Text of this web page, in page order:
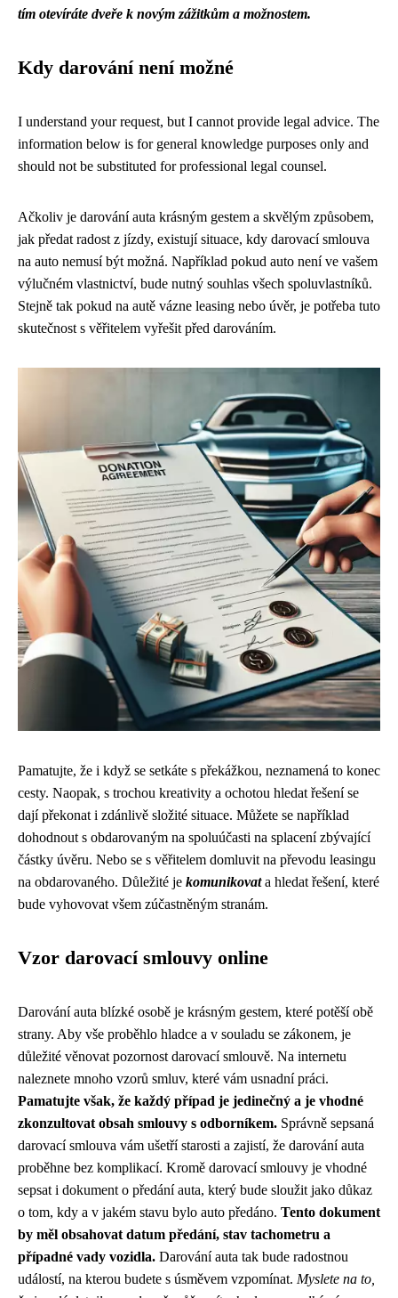
tím otevíráte dveře k novým zážitkům a možnostem.
Kdy darování není možné
I understand your request, but I cannot provide legal advice. The
information below is for general knowledge purposes only and
should not be substituted for professional legal counsel.
Ačkoliv je darování auta krásným gestem a skvělým způsobem,
jak předat radost z jízdy, existují situace, kdy darovací smlouva
na auto nemusí být možná. Například pokud auto není ve vašem
výlučném vlastnictví, bude nutný souhlas všech spoluvlastníků.
Stejně tak pokud na autě vázne leasing nebo úvěr, je potřeba tuto
skutečnost s věřitelem vyřešit před darováním.
Pamatujte, že i když se setkáte s překážkou, neznamená to konec
cesty. Naopak, s trochou kreativity a ochotou hledat řešení se
dají překonat i zdánlivě složité situace. Můžete se například
dohodnout s obdarovaným na spoluúčasti na splacení zbývající
částky úvěru. Nebo se s věřitelem domluvit na převodu leasingu
na obdarovaného. Důležité je komunikovata hledat řešení, které
bude vyhovovat všem zúčastněným stranám.
Vzor darovací smlouvy online
Darování auta blízké osobě je krásným gestem, které potěší obě
strany. Aby vše proběhlo hladce a v souladu se zákonem, je
důležité věnovat pozornost darovací smlouvě. Na internetu
naleznete mnoho vzorů smluv, které vám usnadní práci.
Pamatujte však, že každý případ je jedinečný a je vhodné
zkonzultovat obsah smlouvy s odborníkem. Správně sepsaná
darovací smlouva vám ušetří starosti a zajistí, že darování auta
proběhne bez komplikací. Kromě darovací smlouvy je vhodné
sepsat i dokument o předání auta, který bude sloužit jako důkaz
o tom, kdy a v jakém stavu bylo auto předáno. Tento dokument
by měl obsahovat datum předání, stav tachometru a
případné vady vozidla. Darování auta tak bude radostnou
událostí, na kterou budete s úsměvem vzpomínat. Myslete na to,